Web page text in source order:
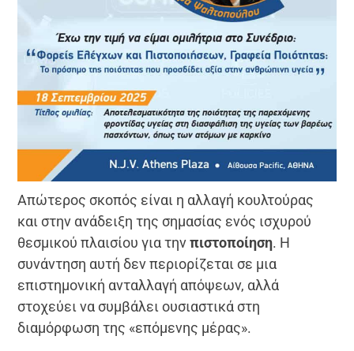
Απώτερος σκοπός είναι η αλλαγή κουλτούρας
και στην ανάδειξη της σημασίας ενός ισχυρού
θεσμικού πλαισίου για τηνπιστοποίηση. Η
συνάντηση αυτή δεν περιορίζεται σε μια
επιστημονική ανταλλαγή απόψεων, αλλά
στοχεύει να συμβάλει ουσιαστικά στη
διαμόρφωση της «επόμενης μέρας».